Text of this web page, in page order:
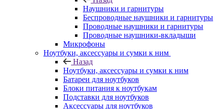
Наушники и гарнитуры
Беспроводные наушники и гарнитуры
Проводные наушники и гарнитуры
Проводные наушники-вкладыши
Микрофоны
Ноутбуки, аксессуары и сумки к ним
Назад
Ноутбуки, аксессуары и сумки к ним
Батареи для ноутбуков
Блоки питания к ноутбукам
Подставки для ноутбуков
Аксессуары для ноутбуков